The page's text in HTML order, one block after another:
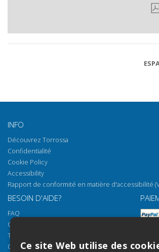
INFO
Découvrez Torrossa
Confidentialité
Cookie Policy
Accessibility
Rapport de conformité en matière d'accessibilité
BESOIN D'AIDE?
FAQ
Comment ouvrir nos documents
Torrossa Reader
Options d'accès
Ce site Web utilise des